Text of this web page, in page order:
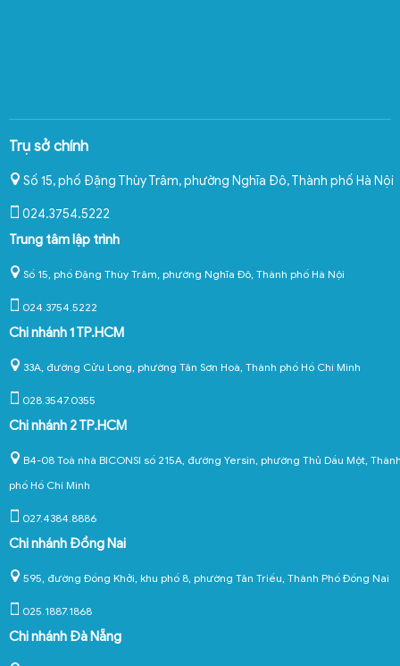
Trụ sở chính
Số 15, phố Đặng Thùy Trâm, phường Nghĩa Đô,Thành phố Hà Nội
024.3754.5222
Trung tâm lập trình
Số 15, phố Đặng Thùy Trâm, phường Nghĩa Đô, Thành phố Hà Nội
024.3754.5222
Chi nhánh 1 TP.HCM
33A, đường Cửu Long, phường Tân Sơn Hoà, Thành phố Hồ Chí Minh
028.3547.0355
Chi nhánh 2 TP.HCM
B4-08 Toà nhà BICONSI số 215A, đường Yersin, phường Thủ Dầu Một,
phố Hồ Chí Minh
027.4384.8886
Chi nhánh Đồng Nai
595, đường Đồng Khởi, khu phố 8, phường Tân Triều, Thành Phố Đồng Nai
025.1887.1868
Chi nhánh Đà Nẵng